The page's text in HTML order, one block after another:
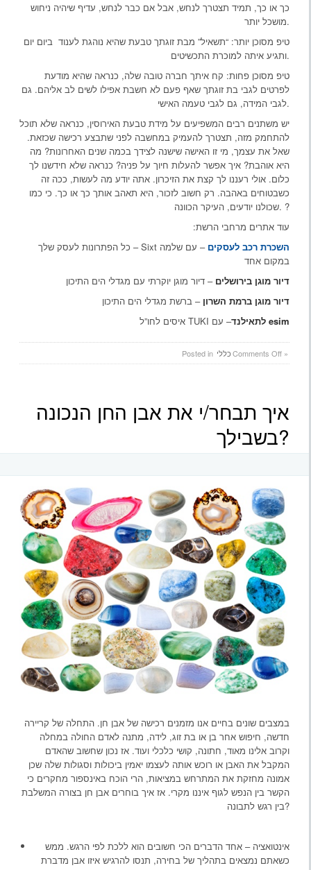
כך או כך, תמיד תצטרך לנחש, אבל אם כבר לנחש, עדיף שיהיה ניחוש
מושכל יותר.
טיפ מסוכן יותר: “תשאיל” מבת זוגתך טבעת שהיא נוהגת לענוד ביום יום
ותגיע איתה למוכרת התכשיטים.
טיפ מסוכן פחות: קח איתך חברה טובה שלה, כנראה שהיא מודעת
לפרטים לגבי בת זוגתך שאף פעם לא חשבת אפילו לשים לב אליהם. גם
לגבי המידה, גם לגבי טעמה האישי.
יש משתנים רבים המשפיעים על מידת טבעת האירוסין, כנראה שלא תוכל
להתחמק מזה, תצטרך להעמיק במחשבה לפני שתבצע רכישה שכזאת.
שאל את עצמך, מי זו האישה שישנה לצידך בכמה שנים האחרונות? מה
היא אוהבת? איך אפשר להעלות חיוך על פניה? כנראה שלא חידשנו לך
כלום. אולי רעננו לך קצת את הזיכרון. אתה יודע מה לעשות, ככה זה
כשבטוחים באהבה. רק חשוב לזכור, היא תאהב אותך כך או כך. כי כמו
שכולנו יודעים, העיקר הכוונה. ?
עוד אתרים מרחבי הרשת:
השכרת רכב לעסקים
– עם שלמה Sixt – כל הפתרונות לעסק שלך
במקום אחד
דיור מוגן בירושלים – דיור מוגן יוקרתי עם מגדלי הים התיכון
דיור מוגן ברמת השרון – ברשת מגדלי הים התיכון
esim לתאילנד
– עם TUKI איסים לחו”ל
Comments Offon
טבעות
»
Posted in כללי
איך תבחר/י את אבן החן הנכונה
בשבילך?
במצבים שונים בחיים אנו מזמנים רכישה של אבן חן. התחלה של קריירה
חדשה, חיפוש אחר בן או בת זוג, לידה, מתנה לאדם החולה במחלה
וקרוב אלינו מאוד, חתונה, קושי כלכלי ועוד. אז נכון שחשוב שהאדם
המקבל את האבן או רוכש אותה לעצמו יאמין ביכולות וסגולות שלה שכן
אמונה מחזקת את המתרחש במציאות, הרי הוכח באינספור מחקרים כי
הקשר בין הנפש לגוף איננו מקרי. אז איך בוחרים אבן חן בצורה המשלבת
בין רגש לתבונה?
אינטואציה – אחד הדברים הכי חשובים הוא ללכת לפי הרגש. ממש
כשאתם נמצאים בתהליך של בחירה, תנסו להרגיש איזו אבן מדברת